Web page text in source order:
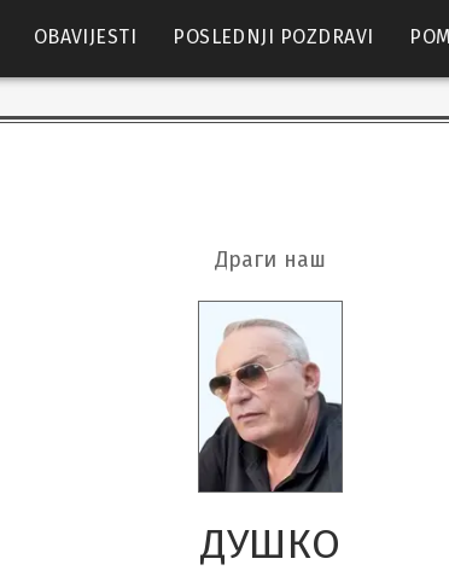
OBAVIJESTI POSLEDNJI POZDRAVI
Драги наш
ДУШКО